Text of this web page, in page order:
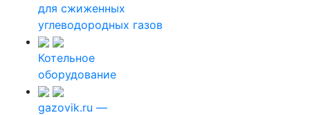
для сжиженных
углеводородных газов
Котельное
оборудование
gazovik.ru —